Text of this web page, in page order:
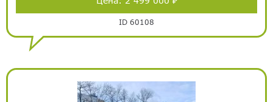
ID 60108